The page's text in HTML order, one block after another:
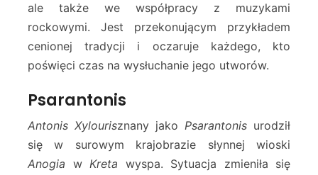
ale także we współpracy z muzykami
rockowymi. Jest przekonującym przykładem
cenionej tradycji i oczaruje każdego, kto
poświęci czas na wysłuchanie jego utworów.
Psarantonis
Antonis Xylourisznany jako Psarantonis urodził
się w surowym krajobrazie słynnej wioski
Anogia w Kreta wyspa. Sytuacja zmieniła się